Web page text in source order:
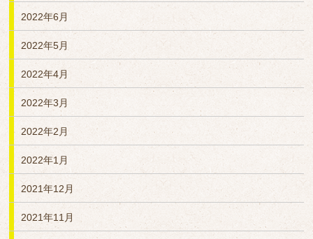
2022年6月
2022年5月
2022年4月
2022年3月
2022年2月
2022年1月
2021年12月
2021年11月